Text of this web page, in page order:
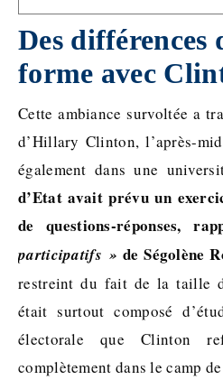
Des différences
forme avec
Cette ambiance survoltée a
d’Hillary Clinton, l’après-
également dans une
d’Etat avait prévu un
de questions-réponses,
participatifs » de Ségolène
restreint du fait de la taille
était surtout composé
électorale que Clinton
complètement dans le camp